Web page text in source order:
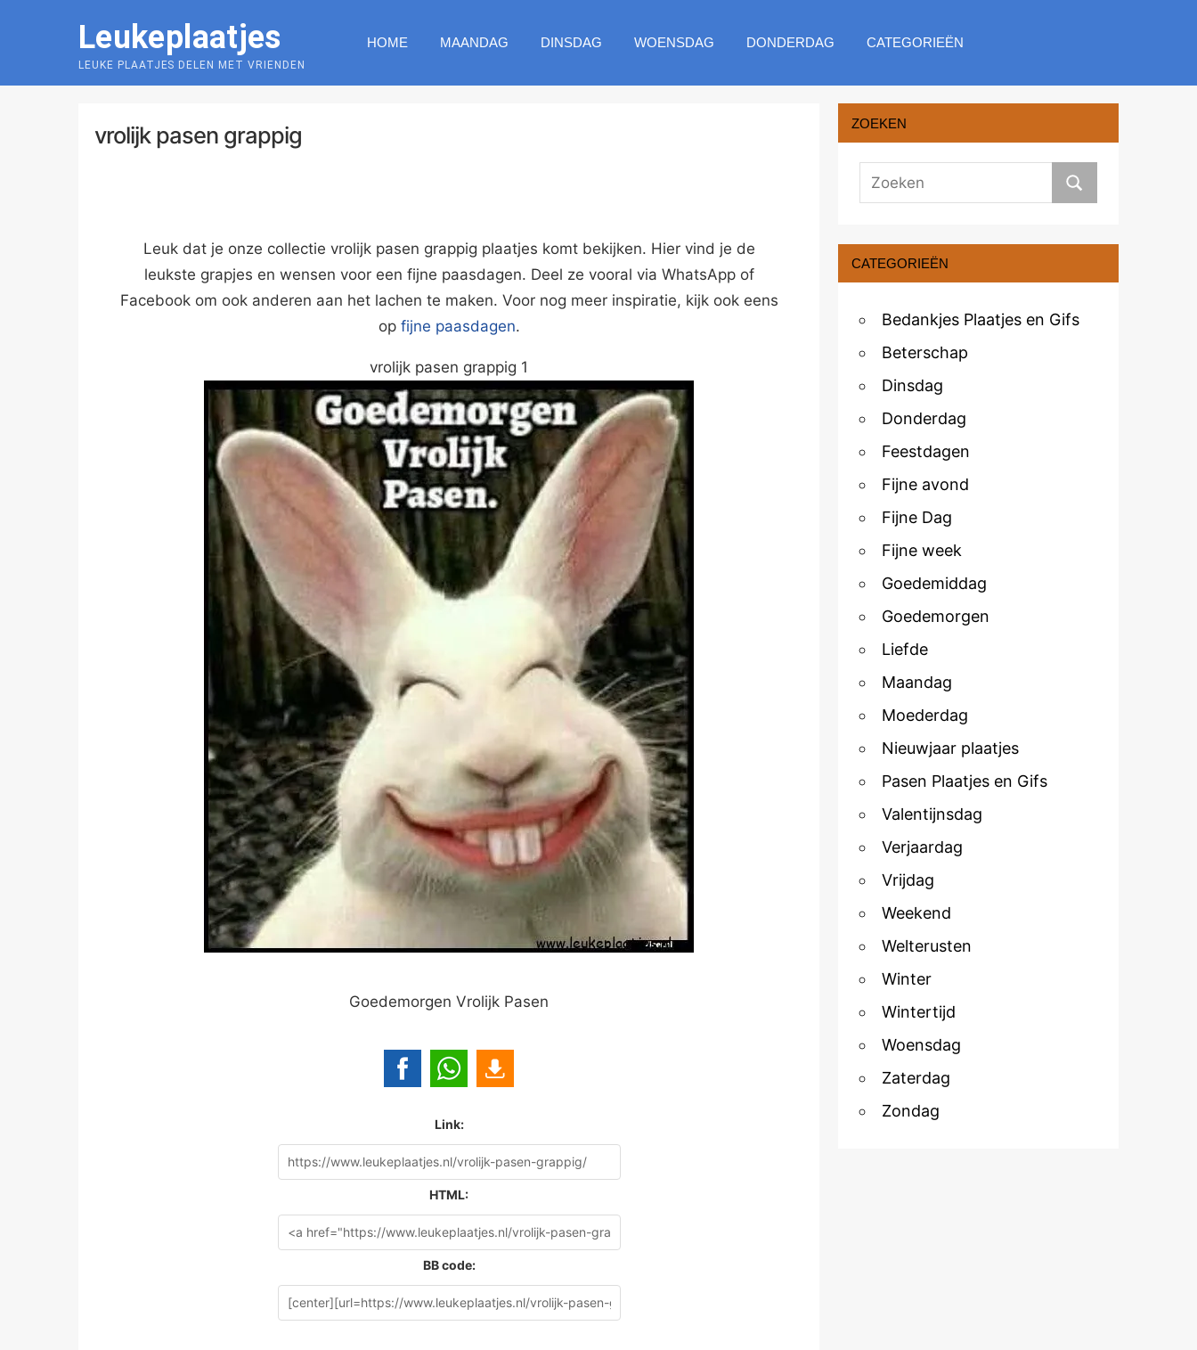
Leukeplaatjes
LEUKE PLAATJES DELEN MET VRIENDEN
HOME MAANDAG DINSDAG WOENSDAG DONDERDAG CATEGORIEËN
vrolijk pasen grappig
Leuk dat je onze collectie vrolijk pasen grappig plaatjes komt bekijken. Hier vind je de
leukste grapjes en wensen voor een fijne paasdagen. Deel ze vooral via WhatsApp of
Facebook om ook anderen aan het lachen te maken. Voor nog meer inspiratie, kijk ook eens
op fijne paasdagen.
vrolijk pasen grappig 1
Goedemorgen Vrolijk Pasen
Link:
HTML:
BB code:
ZOEKEN
CATEGORIEËN
Bedankjes Plaatjes en Gifs
Beterschap
Dinsdag
Donderdag
Feestdagen
Fijne avond
Fijne Dag
Fijne week
Goedemiddag
Goedemorgen
Liefde
Maandag
Moederdag
Nieuwjaar plaatjes
Pasen Plaatjes en Gifs
Valentijnsdag
Verjaardag
Vrijdag
Weekend
Welterusten
Winter
Wintertijd
Woensdag
Zaterdag
Zondag